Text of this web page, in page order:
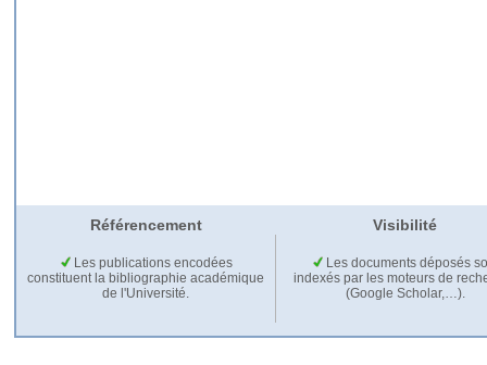
Référencement Visibilité
Les publications encodées
constituent la bibliographie académique
de l'Université.
Les documents déposés
indexés par les moteurs de
(Google Scholar,…).